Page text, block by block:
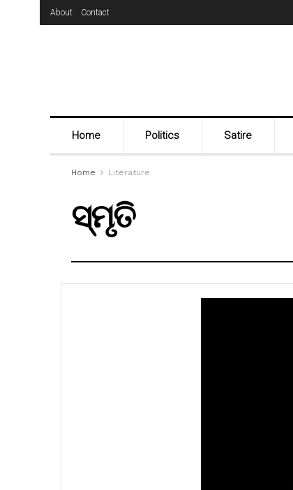
About Contact
Home Politics Satire
Home Literature
ସ୍ମୃତି